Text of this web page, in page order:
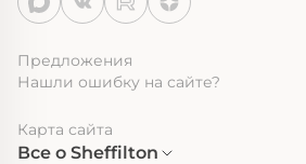
Предложения
Нашли ошибку на сайте?
Карта сайта
Все о Sheffilton